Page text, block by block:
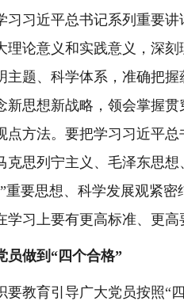
习习近平总书记系列重要讲
理论意义和实践意义，深刻
主题、科学体系，准确把握
新思想新战略，领会掌握贯
点方法。要把学习习近平总
克思列宁主义、毛泽东思想
重要思想、科学发展观紧密
学习上要有更高标准、更高
员做到“四个合格”
要教育引导广大党员按照“